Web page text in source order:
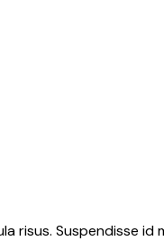
risus.